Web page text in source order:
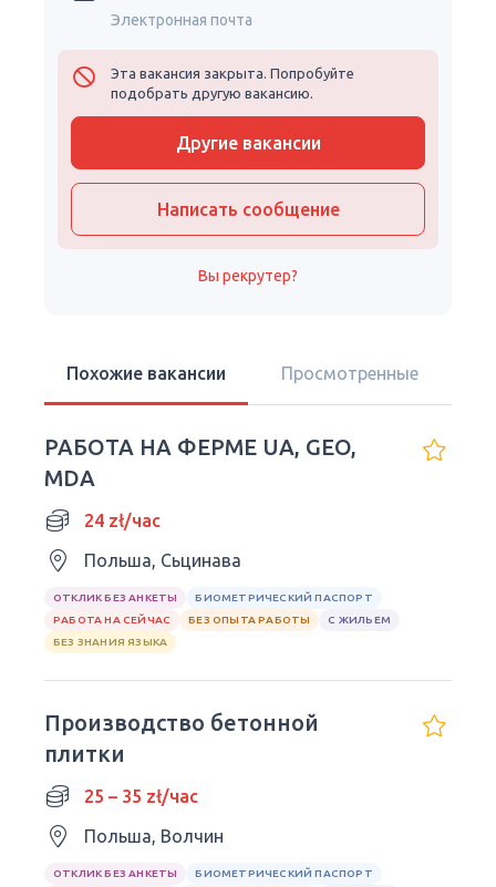
Электронная почта
Эта вакансия закрыта. Попробуйте
подобрать другую вакансию.
Другие вакансии
Написать сообщение
Вы рекрутер?
Похожие вакансии Просмотренные
РАБОТА НА ФЕРМЕ UA, GEO,
MDA
24 zł/час
Польша, Сьцинава
ОТКЛИК БЕЗ АНКЕТЫ
БИОМЕТРИЧЕСКИЙ ПАСПОРТ
РАБОТА НА СЕЙЧАС
БЕЗ ОПЫТА РАБОТЫ
С ЖИЛЬЕМ
БЕЗ ЗНАНИЯ ЯЗЫКА
Производство бетонной
плитки
25 – 35 zł/час
Польша, Волчин
ОТКЛИК БЕЗ АНКЕТЫ
БИОМЕТРИЧЕСКИЙ ПАСПОРТ